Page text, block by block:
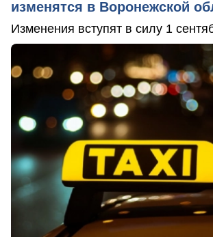
изменятся в Воронежской
Изменения вступят в силу 1